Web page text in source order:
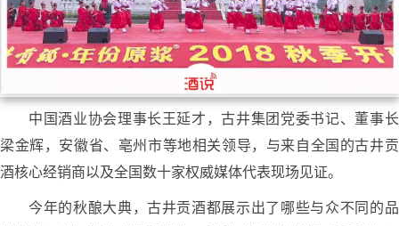
中国酒业协会理事长王延才，古井集团党委书记、董事长
梁金辉，安徽省、亳州市等地相关领导，与来自全国的古井贡
酒核心经销商以及全国数十家权威媒体代表现场见证。
今年的秋酿大典，古井贡酒都展示出了哪些与众不同的品